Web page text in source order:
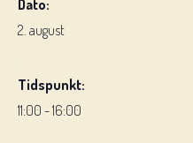
Dato:
2. august
Tidspunkt:
11:00 - 16:00